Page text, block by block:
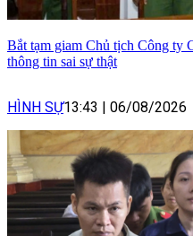
Bắt tạm giam Chủ tịch Công ty
thông tin sai sự thật
HÌNH SỰ13:43 06/08/2026